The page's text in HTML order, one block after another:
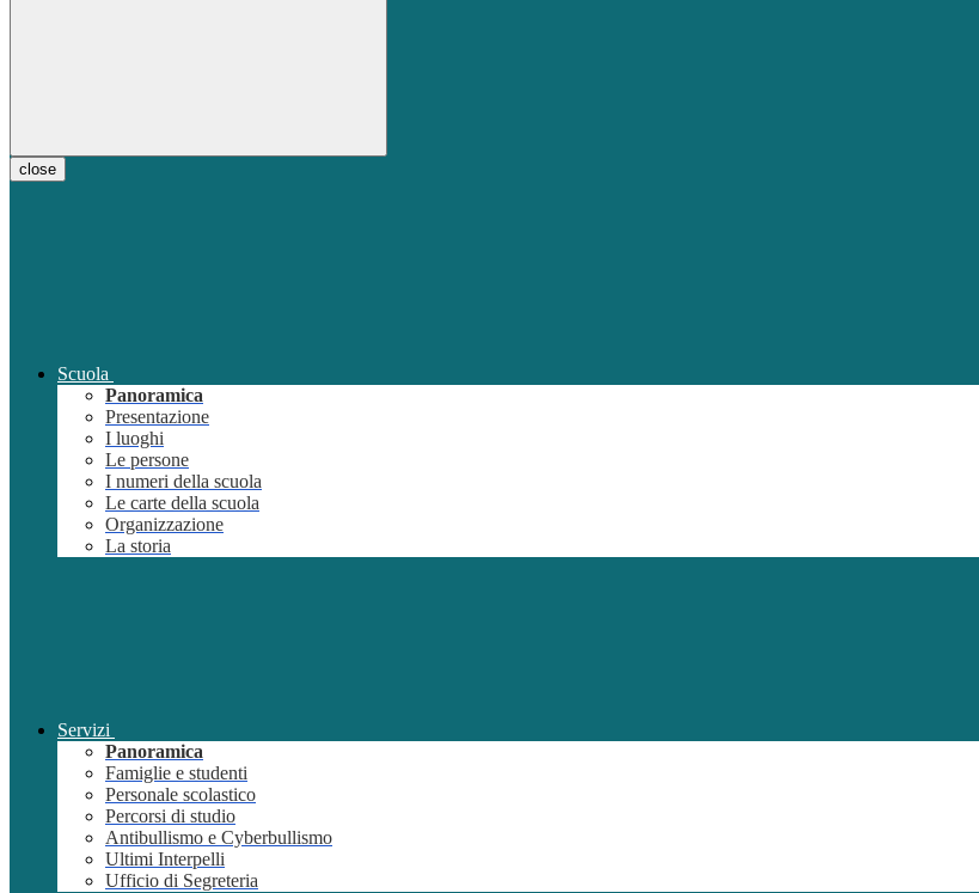
close
Scuola
Panoramica
Presentazione
I luoghi
Le persone
I numeri della scuola
Le carte della scuola
Organizzazione
La storia
Servizi
Panoramica
Famiglie e studenti
Personale scolastico
Percorsi di studio
Antibullismo e Cyberbullismo
Ultimi Interpelli
Ufficio di Segreteria